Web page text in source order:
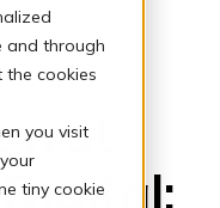
and through
the cookies
you visit
tiny cookie